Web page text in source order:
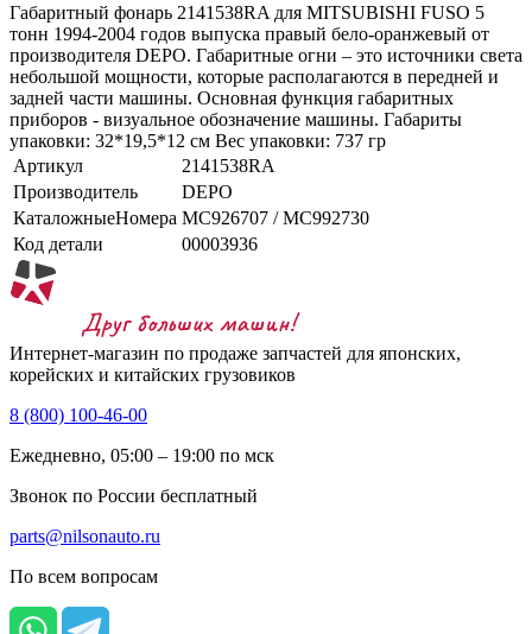
Габаритный фонарь 2141538RA для MITSUBISHI FUSO 5
тонн 1994-2004 годов выпуска правый бело-оранжевый от
производителя DEPO. Габаритные огни – это источники света
небольшой мощности, которые располагаются в передней и
задней части машины. Основная функция габаритных
приборов - визуальное обозначение машины. Габариты
упаковки: 32*19,5*12 см Вес упаковки: 737 гр
Артикул
2141538RA
Производитель
DEPO
КаталожныеНомера MC926707 / MC992730
Код детали
00003936
Интернет-магазин по продаже запчастей для японских,
корейских и китайских грузовиков
8 (800) 100-46-00
Ежедневно, 05:00 – 19:00 по мск
Звонок по России бесплатный
parts@nilsonauto.ru
По всем вопросам